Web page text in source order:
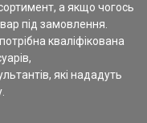
а якщо чогось
під замовлення.
кваліфікована
які нададуть